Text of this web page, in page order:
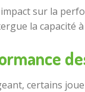
sur la
la capacité
certains